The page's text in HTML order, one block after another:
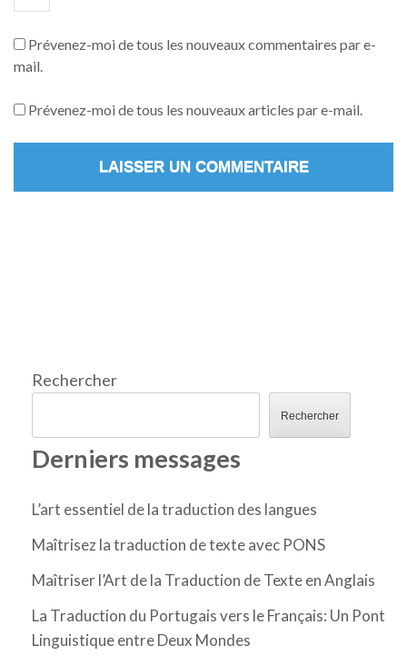
Prévenez-moi de tous les nouveaux commentaires par e-
mail.
Prévenez-moi de tous les nouveaux articles par e-mail.
Rechercher
Rechercher
Derniers messages
L’art essentiel de la traduction des langues
Maîtrisez la traduction de texte avec PONS
Maîtriser l’Art de la Traduction de Texte en Anglais
La Traduction du Portugais vers le Français: Un Pont
Linguistique entre Deux Mondes